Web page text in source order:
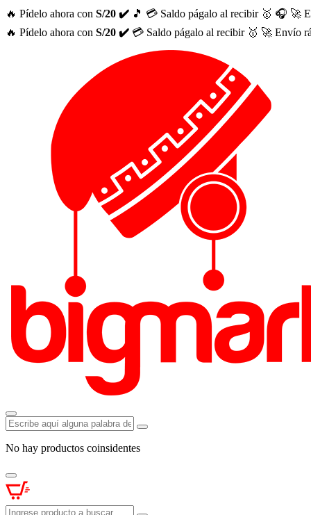
🔥 Pídelo ahora con S/20 ✔️ 🎵 💳 Saldo págalo al recibir 🥇 🎧 🚀
🔥 Pídelo ahora con S/20 ✔️ 💳 Saldo págalo al recibir 🥇 🚀 Envío
No hay productos coinsidentes